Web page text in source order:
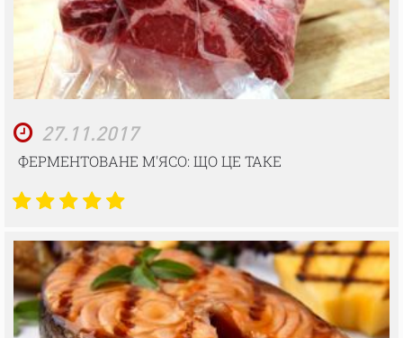
27.11.2017
ФЕРМЕНТОВАНЕ М'ЯСО: ЩО ЦЕ ТАКЕ